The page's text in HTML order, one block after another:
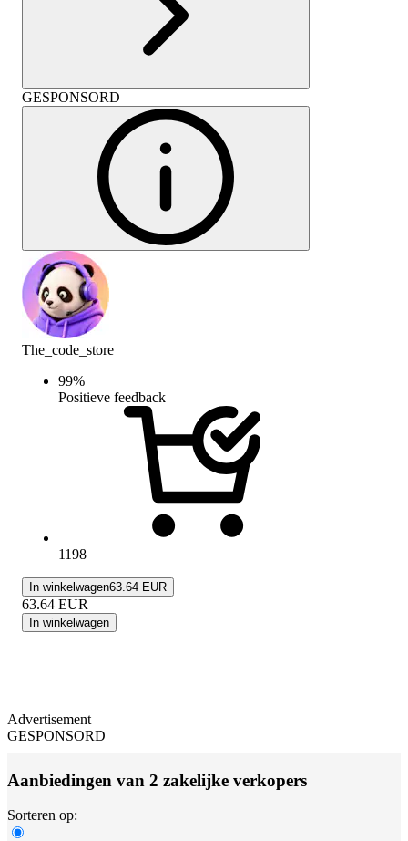
GESPONSORD
The_code_store
99%
Positieve feedback
1198
In winkelwagen63.64 EUR
63.64 EUR
In winkelwagen
Advertisement
GESPONSORD
Aanbiedingen van 2 zakelijke verkopers
Sorteren op: